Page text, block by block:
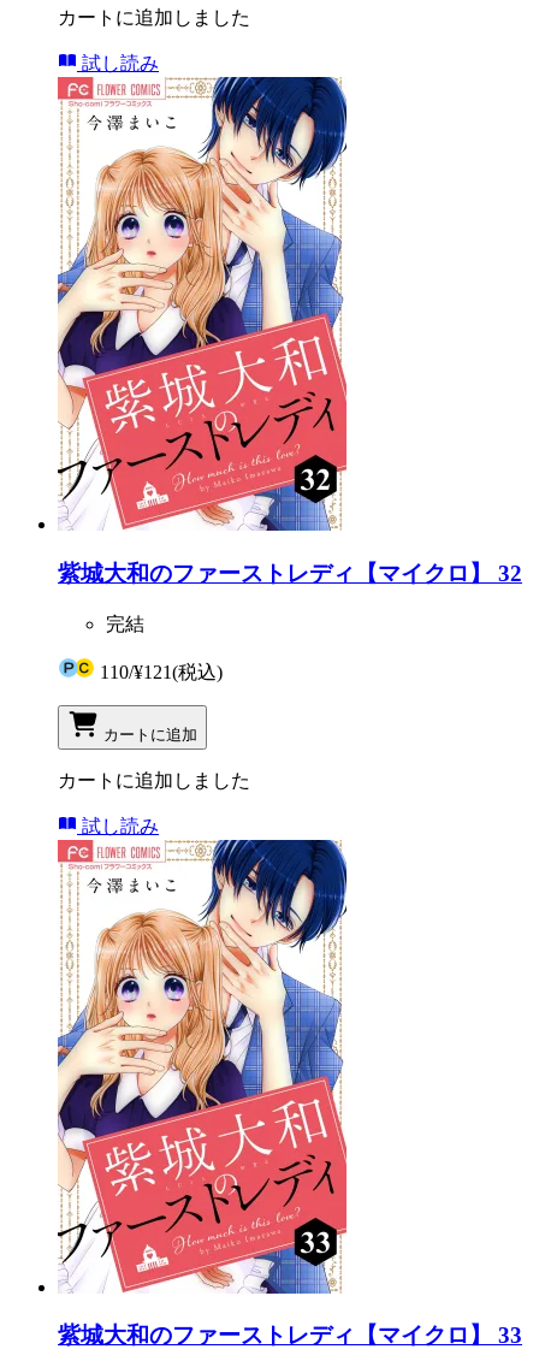
カートに追加しました
試し読み
紫城大和のファーストレディ【マイクロ】 32
完結
110/¥121(税込)
カートに追加
カートに追加しました
試し読み
紫城大和のファーストレディ【マイクロ】 33